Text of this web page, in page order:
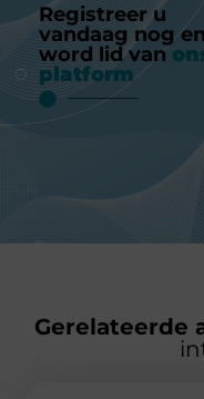
Registreer u
vandaag nog en
word lid van
platform
Gerelateerde